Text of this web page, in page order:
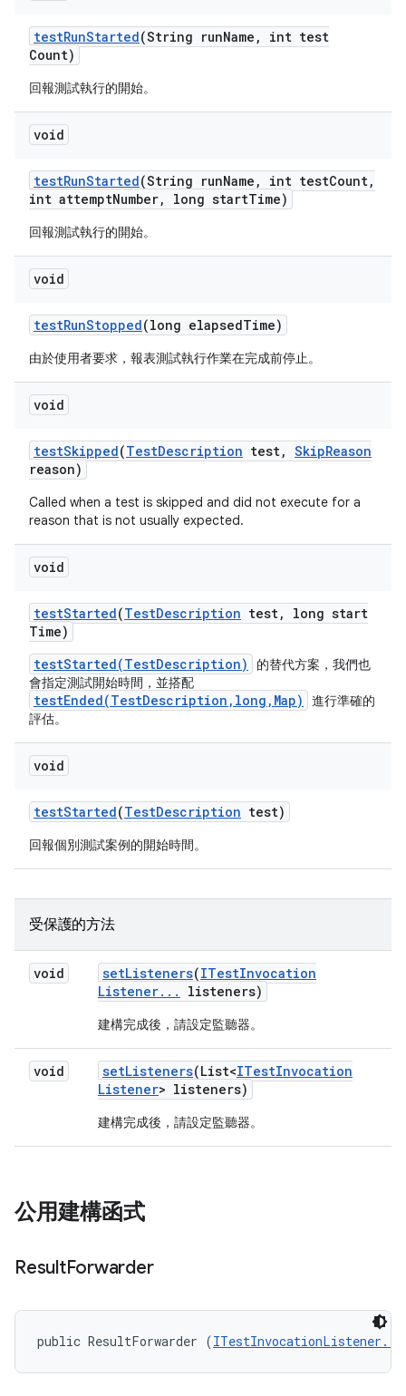
testRunStarted(String runName ,
int test
Count)
回報測試執行的開始。
void
testRunStarted(String runName , int testCount,
int attemptNumber, long startTime)
回報測試執行的開始。
void
testRunStopped(long elapsedTime)
由於使用者要求，報表測試執行作業在完成前停止。
void
testSkipped(TestDescription test, SkipReason
reason)
Called when a test is skipped and did not execute for a
reason that is not usually expected.
void
testStarted(TestDescription test,
long start
Time)
testStarted(TestDescription)
的替代方案，我們也
會指定測試開始時間，並搭配
testEnded(TestDescription,long,Map)
進行準確的
評估。
void
testStarted(TestDescription test)
回報個別測試案例的開始時間。
受保護的方法
void setListeners(ITestInvocation
Listener. . . listeners)
建構完成後，請設定監聽器。
void setListeners(List<ITestInvocation
Listener> listeners)
建構完成後，請設定監聽器。
公用建構函式
ResultForwarder
public ResultForwarder (ITestInvocationListener...